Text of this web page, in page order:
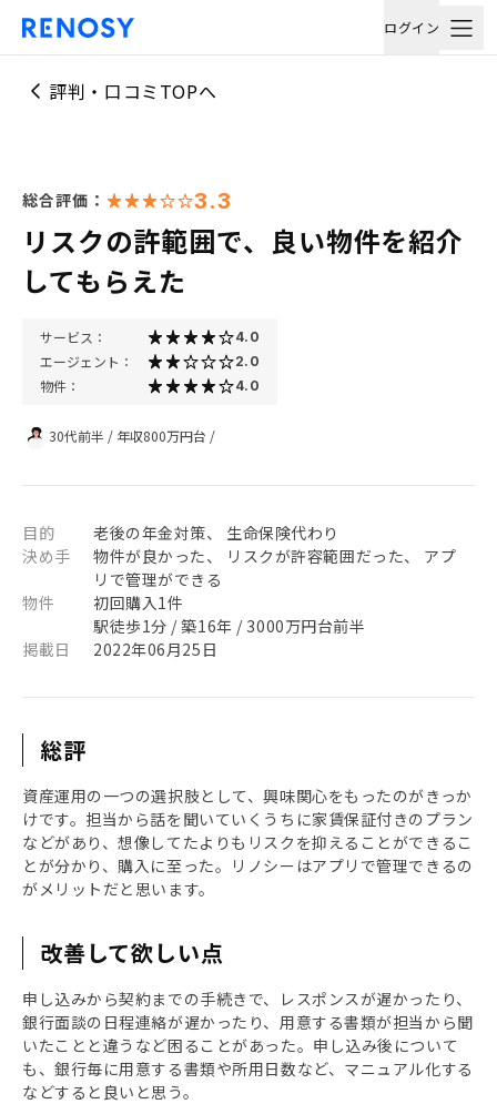
ログイン
評判・口コミTOPへ
総合評価： 3.3
リスクの許範囲で、良い物件を紹介
してもらえた
サービス： 4.0
エージェント： 2.0
物件： 4.0
30代前半 / 年収800万円台 /
目的
老後の年金対策、 生命保険代わり
決め手
物件が良かった、 リスクが許容範囲だった、 アプ
リで管理ができる
物件
初回購入1件
駅徒歩1分 / 築16年 / 3000万円台前半
掲載日
2022年06月25日
総評
資産運用の一つの選択肢として、興味関心をもったのがきっか
けです。担当から話を聞いていくうちに家賃保証付きのプラン
などがあり、想像してたよりもリスクを抑えることができるこ
とが分かり、購入に至った。リノシーはアプリで管理できるの
がメリットだと思います。
改善して欲しい点
申し込みから契約までの手続きで、レスポンスが遅かったり、
銀行面談の日程連絡が遅かったり、用意する書類が担当から聞
いたことと違うなど困ることがあった。申し込み後について
も、銀行毎に用意する書類や所用日数など、マニュアル化する
などすると良いと思う。